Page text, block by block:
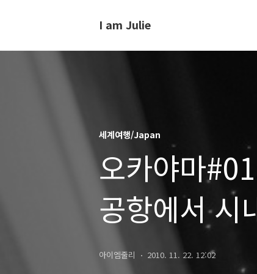
I am Julie
세계여행/Japan
오카야마
공항에서 시
숙소
아이엠줄리 2010. 11. 22. 12:02